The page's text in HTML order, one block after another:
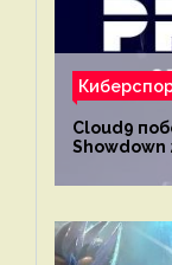
Cloud9
Showdown